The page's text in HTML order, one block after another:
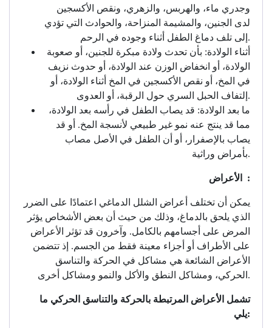
وجدري ماء، والهربس، والزهري، ونقص الأكسجين
لدى الجنين، والمشيمة المنزاحة، والحوادث التي تؤدي
إلى تلف دماغ الطفل أثناء وجوده في الرحم.
أثناء الولادة: بأن تحدث ولادة مبكرة للجنين، أو صعوبة
الولادة، أو انخفاض الوزن عند الولادة، أو حدوث نزيف
في المخ، أو نقص الأكسجين في المخ أثناء الولادة، أو
إلتفاف الحبل السري حول الرقبة، أو العدوى.
ما بعد الولادة: قد يصاب الطفل في رأسه بعد الولادة،
مما قد ينتج عنه نمو غير طبيعي لأنسجة المخ. أو قد
يصاب بالإصفرار، أو أن الطفل في الأصل مصاب
بأمراض وراثية.
الأعراض :
يمكن أن تختلف أعراض الشلل الدماغي اعتمادًا على الضرر
الذي يلحق بالدماغ، وذلك من حيث أن بعض الأشخاص يؤثر
المرض على أجسامهم بالكامل. وآخرون قد تؤثر الأعراض
على الأطراف أو أجزاء معينة فقط من الجسم. إذ تتضمن
الأعراض الشائعة هي مشاكل في الحركة والتناسق
الحركي، ومشاكل النطق والأكل والنمو ومشاكل أخرى.
تشمل الأعراض المرتبطة بالحركة والتناسق الحركي ما
يلي: